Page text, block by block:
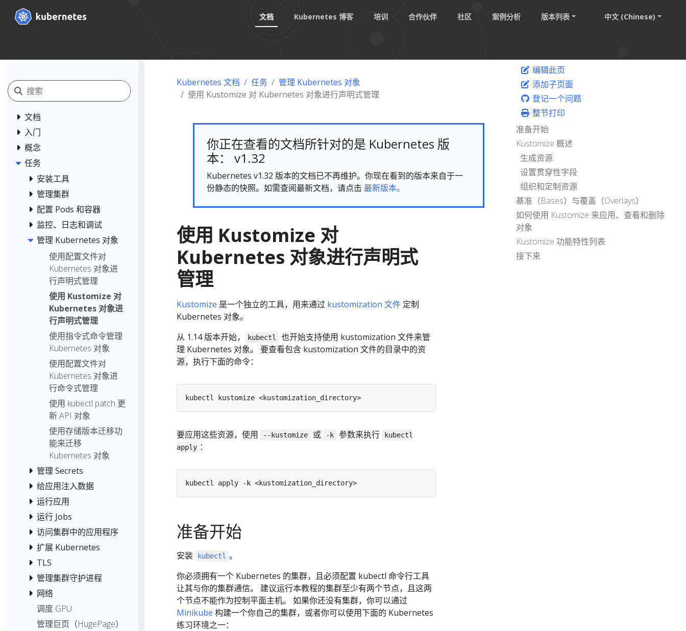
文档 Kubernetes 博客 培训 合作伙伴 社区 案例分析 版本列表 中文 (Chinese)
文档
入门
概念
任务
安装工具
管理集群
配置 Pods 和容器
监控、日志和调试
管理 Kubernetes 对象
使用配置文件对
Kubernetes 对象进
行声明式管理
使用 Kustomize 对
Kubernetes 对象进
行声明式管理
使用指令式命令管理
Kubernetes 对象
使用配置文件对
Kubernetes 对象进
行命令式管理
使用 kubectl patch 更
新 API 对象
使用存储版本迁移功
能来迁移
Kubernetes 对象
管理 Secrets
给应用注入数据
运行应用
运行 Jobs
访问集群中的应用程序
扩展 Kubernetes
TLS
管理集群守护进程
网络
调度 GPU
管理巨页（HugePage）
Kubernetes 文档 任务
管理 Kubernetes 对象
使用 Kustomize 对 Kubernetes 对象进行声明式管理
你正在查看的文档所针对的是 Kubernetes 版
本： v1.32
Kubernetes v1.32 版本的文档已不再维护。你现在看到的版本来自于一
份静态的快照。如需查阅最新文档，请点击 最新版本。
使用 Kustomize 对
Kubernetes 对象进行声明式
管理
Kustomize 是一个独立的工具，用来通过 kustomization 文件定制
Kubernetes 对象。
从 1.14 版本开始，
kubectl
也开始支持使用 kustomization 文件来管
理 Kubernetes 对象。 要查看包含 kustomization 文件的目录中的资
源，执行下面的命令：
kubectl kustomize <kustomization_directory>
要应用这些资源，使用 --kustomize 或 -k 参数来执行
kubectl
apply ：
kubectl apply -k <kustomization_directory>
准备开始
安装 kubectl 。
你必须拥有一个 Kubernetes 的集群，且必须配置 kubectl 命令行工具
让其与你的集群通信。 建议运行本教程的集群至少有两个节点，且这两
个节点不能作为控制平面主机。 如果你还没有集群，你可以通过
Minikube 构建一个你自己的集群，或者你可以使用下面的 Kubernetes
练习环境之一：
编辑此页
添加子页面
登记一个问题
整节打印
准备开始
Kustomize 概述
生成资源
设置贯穿性字段
组织和定制资源
基准（Bases）与覆盖（Overlays）
如何使用 Kustomize 来应用、查看和删除
对象
Kustomize 功能特性列表
接下来